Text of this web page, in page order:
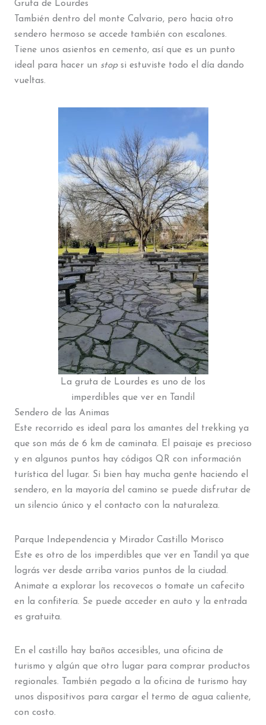
Gruta de Lourdes
También dentro del monte Calvario, pero hacia otro
sendero hermoso se accede también con escalones.
Tiene unos asientos en cemento, así que es un punto
ideal para hacer un stop si estuviste todo el día dando
vueltas.
La gruta de Lourdes es uno de los
imperdibles que ver en Tandil
Sendero de las Animas
Este recorrido es ideal para los amantes del trekking ya
que son más de 6 km de caminata. El paisaje es precioso
y en algunos puntos hay códigos QR con información
turística del lugar. Si bien hay mucha gente haciendo el
sendero, en la mayoría del camino se puede disfrutar de
un silencio único y el contacto con la naturaleza.
Parque Independencia y Mirador Castillo Morisco
Este es otro de los imperdibles que ver en Tandil ya que
lográs ver desde arriba varios puntos de la ciudad.
Animate a explorar los recovecos o tomate un cafecito
en la confitería. Se puede acceder en auto y la entrada
es gratuita.
En el castillo hay baños accesibles, una oficina de
turismo y algún que otro lugar para comprar productos
regionales. También pegado a la oficina de turismo hay
unos dispositivos para cargar el termo de agua caliente,
con costo.